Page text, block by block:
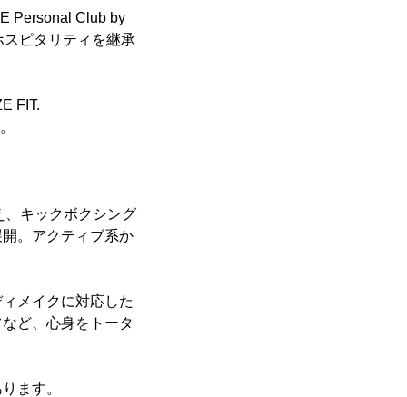
Personal Club by
ピタリティを継承
FIT.
、キックボクシング
。アクティブ系か
メイクに対応した
ど、心身をトータ
ます。